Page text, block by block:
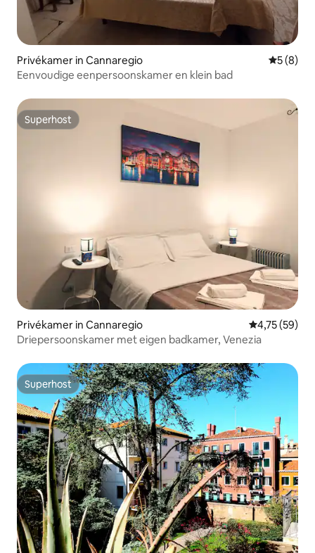
Privékamer in Cannaregio
5 (8)
Eenvoudige eenpersoonskamer en klein bad
Superhost
Superhost
Privékamer in Cannaregio Gemiddelde
4,75 (59)
Driepersoonskamer met eigen badkamer, Venezia
Superhost
Superhost